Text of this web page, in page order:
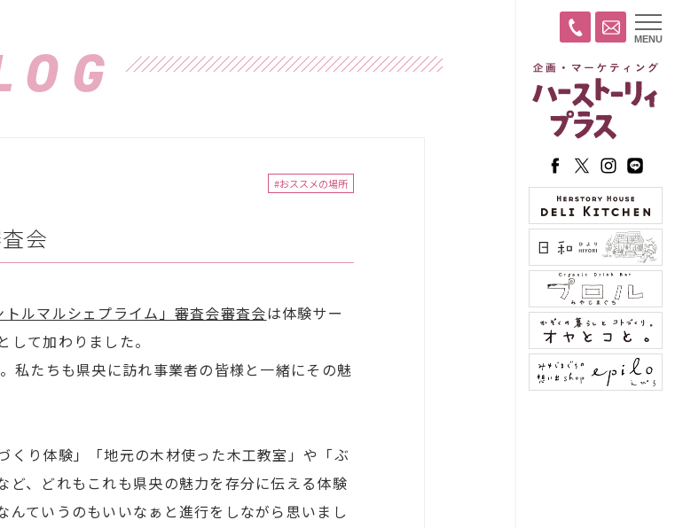
#おススメの場所
会
トルマルシェプライム」審査会審査会は体験サー
て加わりました。
私たちも県央に訪れ事業者の皆様と一緒にその魅
くり体験」「地元の木材使った木工教室」や「ぶ
ど、どれもこれも県央の魅力を存分に伝える体験
ていうのもいいなぁと進行をしながら思いまし
t
o
g
e
n
t
o
n
MENU